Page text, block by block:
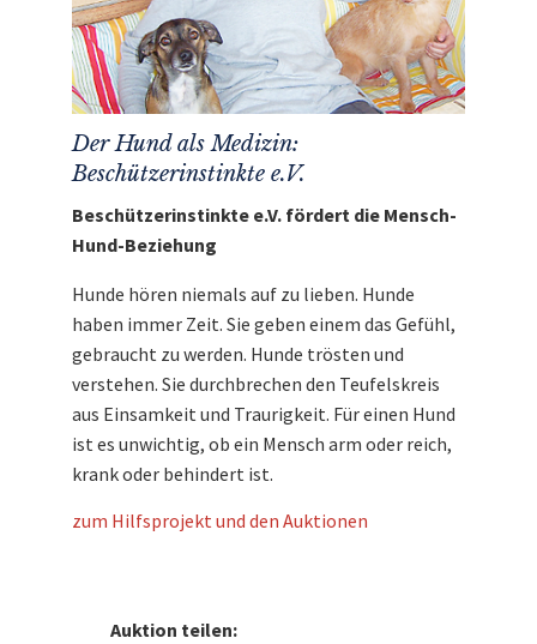
Der Hund als Medizin:
Beschützerinstinkte e.V.
Beschützerinstinkte e.V. fördert die Mensch-
Hund-Beziehung
Hunde hören niemals auf zu lieben. Hunde
haben immer Zeit. Sie geben einem das Gefühl,
gebraucht zu werden. Hunde trösten und
verstehen. Sie durchbrechen den Teufelskreis
aus Einsamkeit und Traurigkeit. Für einen Hund
ist es unwichtig, ob ein Mensch arm oder reich,
krank oder behindert ist.
zum Hilfsprojekt und den Auktionen
Auktion teilen: